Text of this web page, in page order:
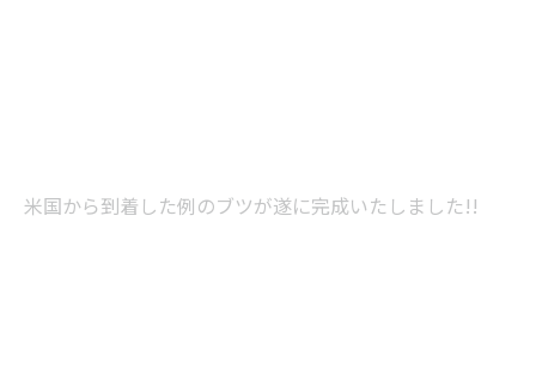
米国から到着した例のブツが遂に完成いたしました!!